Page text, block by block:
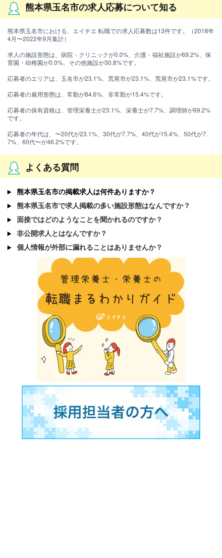
熊本県玉名市の求人応募について知る
熊本県玉名市における、エイチエ 転職での求人応募数は13件です。（2018年
4月〜2022年9月集計）
求人の施設形態は、病院・クリニックが0.0%、介護・福祉施設が69.2%、保
育園・幼稚園が0.0%、その他施設が30.8%です。
応募者のエリアは、玉名市が23.1%、荒尾市が23.1%、荒尾市が23.1%です。
応募者の雇用形態は、常勤が84.6%、非常勤が15.4%です。
応募者の保有資格は、管理栄養士が23.1%、栄養士が7.7%、調理師が69.2%
です。
応募者の年代は、〜20代が23.1%、30代が7.7%、40代が15.4%、50代が7.
7%、60代〜が46.2%です。
よくある質問
熊本県玉名市の掲載求人は何件ありますか？
熊本県玉名市で求人掲載の多い施設形態はなんですか？
面接ではどのようなことを聞かれるのですか？
非公開求人とはなんですか？
個人情報が外部に漏れることはありませんか？